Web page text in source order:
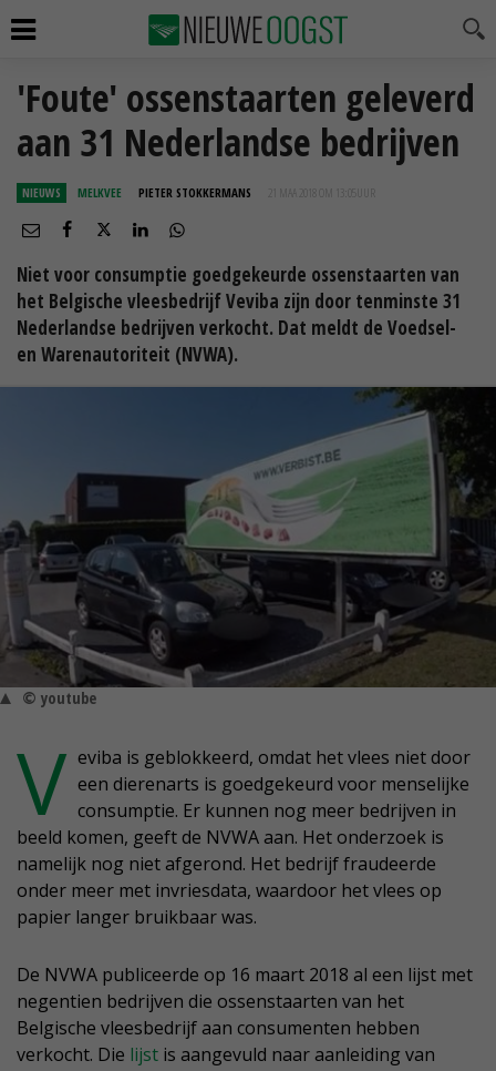
'Foute' ossenstaarten geleverd
aan 31 Nederlandse bedrijven
NIEUWS MELKVEE PIETER STOKKERMANS 21 MAA 2018 OM 13:05
Niet voor consumptie goedgekeurde ossenstaarten van
het Belgische vleesbedrijf Veviba zijn door tenminste 31
Nederlandse bedrijven verkocht. Dat meldt de Voedsel-
en Warenautoriteit (NVWA).
© youtube
V eviba is geblokkeerd, omdat het vlees niet door
een dierenarts is goedgekeurd voor menselijke
consumptie. Er kunnen nog meer bedrijven in
beeld komen, geeft de NVWA aan. Het onderzoek is
namelijk nog niet afgerond. Het bedrijf fraudeerde
onder meer met invriesdata, waardoor het vlees op
papier langer bruikbaar was.
De NVWA publiceerde op 16 maart 2018 al een lijst met
negentien bedrijven die ossenstaarten van het
Belgische vleesbedrijf aan consumenten hebben
verkocht. Die lijst is aangevuld naar aanleiding van